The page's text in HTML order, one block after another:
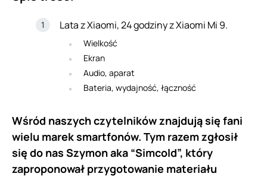
Lata z Xiaomi, 24 godziny z Xiaomi Mi 9.
Wielkość
Ekran
Audio, aparat
Bateria, wydajność, łączność
Wśród naszych czytelników znajdują się fani
wielu marek smartfonów. Tym razem zgłosił
się do nas Szymon aka “Simcold”, który
zaproponował przygotowanie materiału